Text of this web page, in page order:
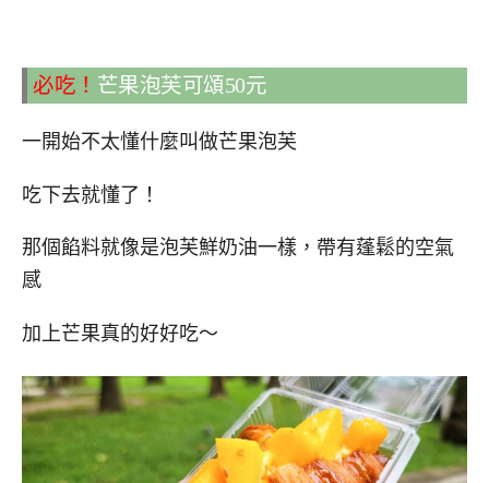
必吃！ 芒果泡芙可頌50元
一開始不太懂什麼叫做芒果泡芙
吃下去就懂了！
那個餡料就像是泡芙鮮奶油一樣，帶有蓬鬆的空氣
感
加上芒果真的好好吃～